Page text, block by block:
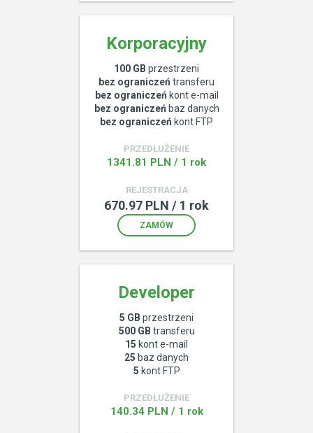
Korporacyjny
100 GB przestrzeni
bez ograniczeń transferu
bez ograniczeń kont e-mail
bez ograniczeń baz danych
bez ograniczeń kont FTP
PRZEDŁUŻENIE
1341.81 PLN / 1 rok
REJESTRACJA
670.97 PLN / 1 rok
ZAMÓW
Developer
5 GB przestrzeni
500 GB transferu
15 kont e-mail
25 baz danych
5 kont FTP
PRZEDŁUŻENIE
140.34 PLN / 1 rok